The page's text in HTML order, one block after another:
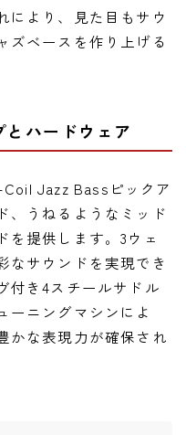
により、見た目もサウ
ズベースを作り上げる
ハードウェア
Jazz Bassピックア
、うねるようなミッド
を提供します。3ウェ
なサウンドを実現でき
付き4スチールサドル
ーニングマシンによ
かな表現力が確保され